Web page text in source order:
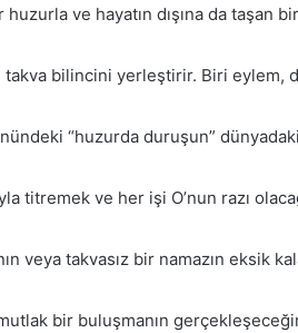
ve hayatın dışına da taşan
takva bilincini yerleştirir. Biri eylem,
“huzurda duruşun”
titremek ve her işi O’nun razı
veya takvasız bir namazın eksik
bir buluşmanın